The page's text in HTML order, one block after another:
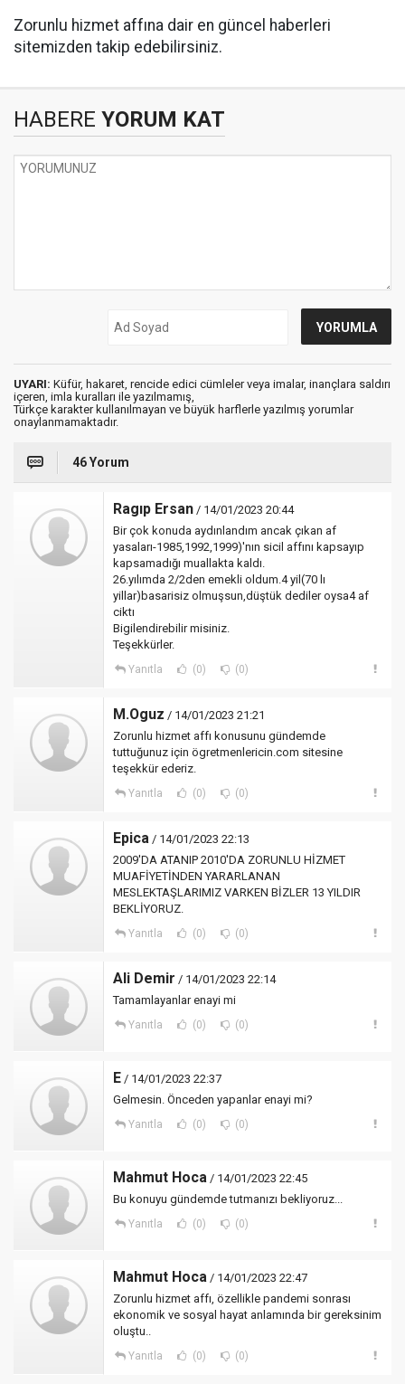
Zorunlu hizmet affına dair en güncel haberleri
sitemizden takip edebilirsiniz.
HABERE YORUM KAT
UYARI: Küfür, hakaret, rencide edici cümleler veya imalar, inançlara saldırı
içeren, imla kuralları ile yazılmamış,
Türkçe karakter kullanılmayan ve büyük harflerle yazılmış yorumlar
onaylanmamaktadır.
46 Yorum
Ragıp Ersan / 14/01/2023 20:44
Bir çok konuda aydınlandım ancak çıkan af
yasaları-1985,1992,1999)'nın sicil affını kapsayıp
kapsamadığı muallakta kaldı.
26.yılımda 2/2den emekli oldum.4 yil(70 lı
yillar)basarisiz olmuşsun,düştük dediler oysa4 af
ciktı
Bigilendirebilir misiniz.
Teşekkürler.
Yanıtla (0) (0)
M.Oguz / 14/01/2023 21:21
Zorunlu hizmet affı konusunu gündemde
tuttuğunuz için ögretmenlericin.com sitesine
teşekkür ederiz.
Yanıtla (0) (0)
Epica / 14/01/2023 22:13
2009'DA ATANIP 2010'DA ZORUNLU HİZMET
MUAFİYETİNDEN YARARLANAN
MESLEKTAŞLARIMIZ VARKEN BİZLER 13 YILDIR
BEKLİYORUZ.
Yanıtla (0) (0)
Ali Demir / 14/01/2023 22:14
Tamamlayanlar enayi mi
Yanıtla (0) (0)
E / 14/01/2023 22:37
Gelmesin. Önceden yapanlar enayi mi?
Yanıtla (0) (0)
Mahmut Hoca / 14/01/2023 22:45
Bu konuyu gündemde tutmanızı bekliyoruz...
Yanıtla (0) (0)
Mahmut Hoca / 14/01/2023 22:47
Zorunlu hizmet affı, özellikle pandemi sonrası
ekonomik ve sosyal hayat anlamında bir gereksinim
oluştu..
Yanıtla (0) (0)